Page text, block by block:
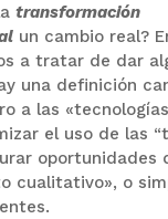
transformación
un cambio real?
a tratar de dar
una definición
a las
el uso de las
oportunidades
cualitativo», o